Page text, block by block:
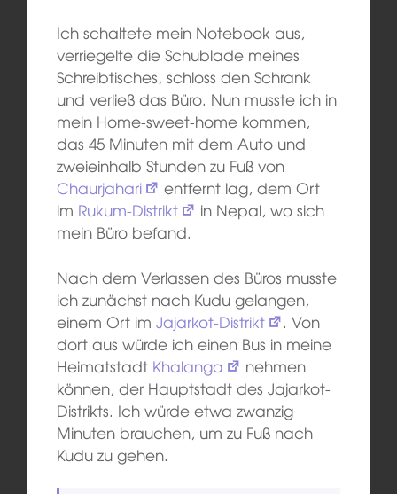
Ich schaltete mein Notebook aus,
verriegelte die Schublade meines
Schreibtisches, schloss den Schrank
und verließ das Büro. Nun musste ich in
mein Home-sweet-home kommen,
das 45 Minuten mit dem Auto und
zweieinhalb Stunden zu Fuß von
Chaurjahari
entfernt lag, dem Ort
im Rukum-Distrikt
in Nepal, wo sich
mein Büro befand.
Nach dem Verlassen des Büros musste
ich zunächst nach Kudu gelangen,
einem Ort im Jajarkot-Distrikt
. Von
dort aus würde ich einen Bus in meine
Heimatstadt Khalanga
nehmen
können, der Hauptstadt des Jajarkot-
Distrikts. Ich würde etwa zwanzig
Minuten brauchen, um zu Fuß nach
Kudu zu gehen.